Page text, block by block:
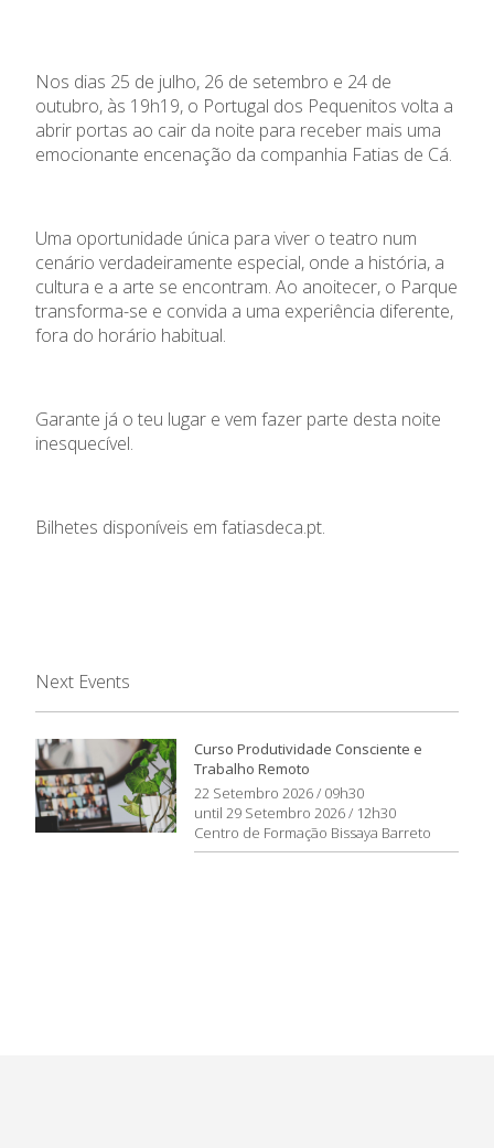
Nos dias 25 de julho, 26 de setembro e 24 de
outubro, às 19h19, o Portugal dos Pequenitos volta a
abrir portas ao cair da noite para receber mais uma
emocionante encenação da companhia Fatias de Cá.
Uma oportunidade única para viver o teatro num
cenário verdadeiramente especial, onde a história, a
cultura e a arte se encontram. Ao anoitecer, o Parque
transforma-se e convida a uma experiência diferente,
fora do horário habitual.
Garante já o teu lugar e vem fazer parte desta noite
inesquecível.
Bilhetes disponíveis em fatiasdeca.pt.
Next Events
Curso Produtividade Consciente e
Trabalho Remoto
22 Setembro 2026 / 09h30
until 29 Setembro 2026 / 12h30
Centro de Formação Bissaya Barreto